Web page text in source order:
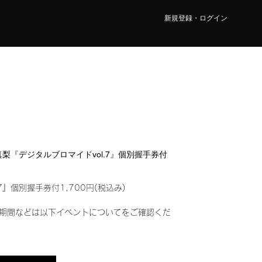
新規登録・ログイン
梨『デジタルブロマイドvol.7』個別握手券付
』個別握手券付1,700円(税込み)
間などは以下イベントについてをご確認くだ